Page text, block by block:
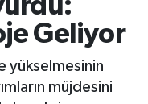
Geliyor
yükselmesinin
müjdesini